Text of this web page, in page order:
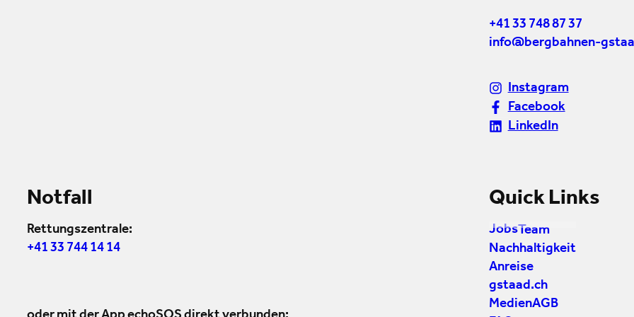
+41 33 748 87 37
info@bergbahnen-
Instagram
Facebook
LinkedIn
Notfall
Rettungszentrale:
+41 33 744 14 14
Quick Links
Jobs Team
Nachhaltigkeit
Anreise
gstaad.ch
MedienAGB